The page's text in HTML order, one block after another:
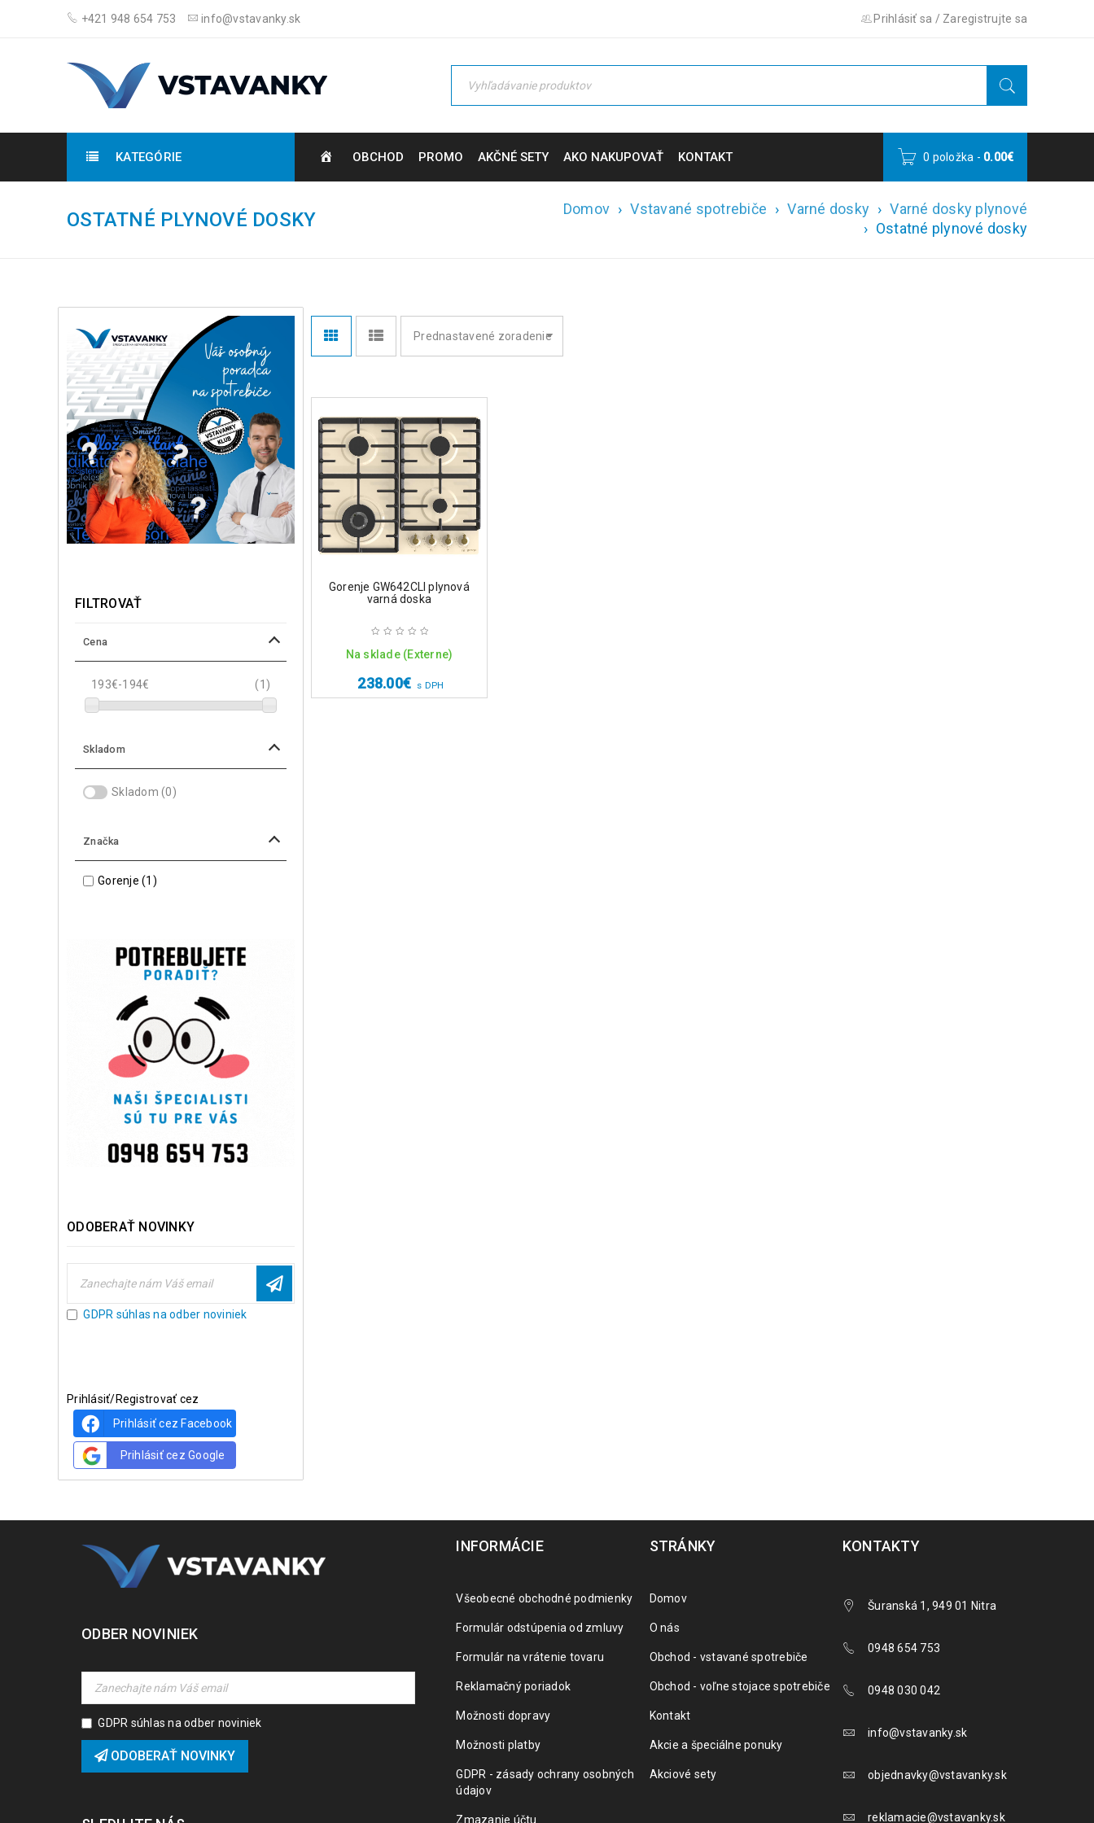
+421 948 654 753 info@vstavanky.sk Prihlásiť sa / Zaregistrujte sa
KATEGÓRIE OBCHOD PROMO AKČNÉ SETY AKO NAKUPOVAŤ KONTAKT 0 položka - 0.00€
OSTATNÉ PLYNOVÉ DOSKY Domov › Vstavané spotrebiče › Varné dosky › Varné dosky plynové
› Ostatné plynové dosky
FILTROVAŤ
Cena
193€-194€ (1)
Skladom
Skladom (0)
Značka
Gorenje (1)
ODOBERAŤ NOVINKY
GDPR súhlas na odber noviniek
Prihlásiť/Registrovať cez
Prihlásiť cez Facebook
Prihlásiť cez Google
Prednastavené zoradenie
Gorenje GW642CLI plynová
varná doska
Na sklade (Externe)
238.00€ s DPH
ODBER NOVINIEK
GDPR súhlas na odber noviniek
ODOBERAŤ NOVINKY
INFORMÁCIE
Všeobecné obchodné podmienky
Formulár odstúpenia od zmluvy
Formulár na vrátenie tovaru
Reklamačný poriadok
Možnosti dopravy
Možnosti platby
GDPR - zásady ochrany osobných
údajov
Zmazanie účtu
STRÁNKY
Domov
O nás
Obchod - vstavané spotrebiče
Obchod - voľne stojace spotrebiče
Kontakt
Akcie a špeciálne ponuky
Akciové sety
KONTAKTY
Šuranská 1, 949 01 Nitra
0948 654 753
0948 030 042
info@vstavanky.sk
objednavky@vstavanky.sk
reklamacie@vstavanky.sk